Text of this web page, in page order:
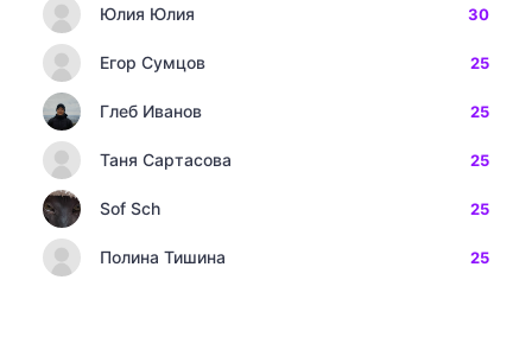
Юлия Юлия 30
Егор Сумцов 25
Глеб Иванов 25
Таня Сартасова 25
Sof Sch 25
Полина Тишина 25